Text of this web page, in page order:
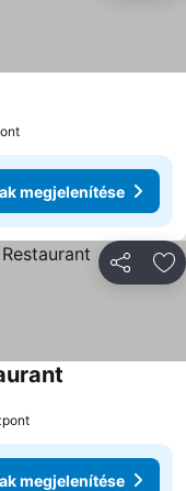
megjelenítése
megjelenítése